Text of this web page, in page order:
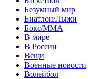
Безумный мир
Биатлон/Лыжи
Бокс/MMA
В мире
В России
Вещи
Военные новости
Волейбол